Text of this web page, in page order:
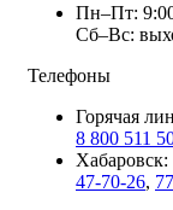
Пн–Пт:
Сб–Вс:
Телефоны
Горячая
8 800 511
Хабаровск:
47-70-26,